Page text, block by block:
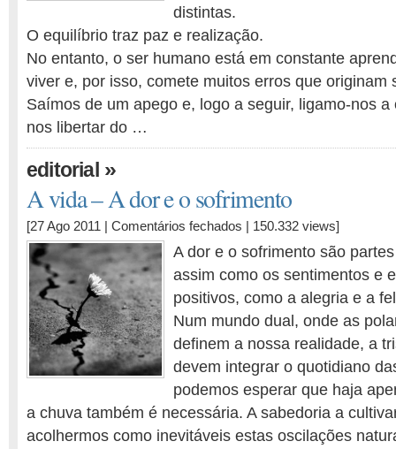
distintas.
O equilíbrio traz paz e realização.
No entanto, o ser humano está em constante
viver e, por isso, comete muitos erros que originam
Saímos de um apego e, logo a seguir, ligamo-nos
nos libertar do …
editorial»
A vida – A dor e o sofrimento
[27 Ago 2011 | Comentários fechados em
vida
–
A
dor
sofrimento
| 150.332 views]
A dor e o sofrimento são
assim como os sentimentos e
positivos, como a alegria e a
Num mundo dual, onde as
definem a nossa realidade, a
devem integrar o quotidiano
podemos esperar que haja
a chuva também é necessária. A sabedoria a
acolhermos como inevitáveis estas oscilações